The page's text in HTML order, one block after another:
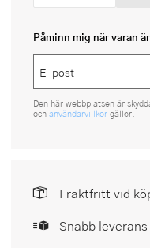
Påminn mig när varan
Den här webbplatsen är
och användarvillkor gäller.
Fraktfritt vid
Snabb leverans